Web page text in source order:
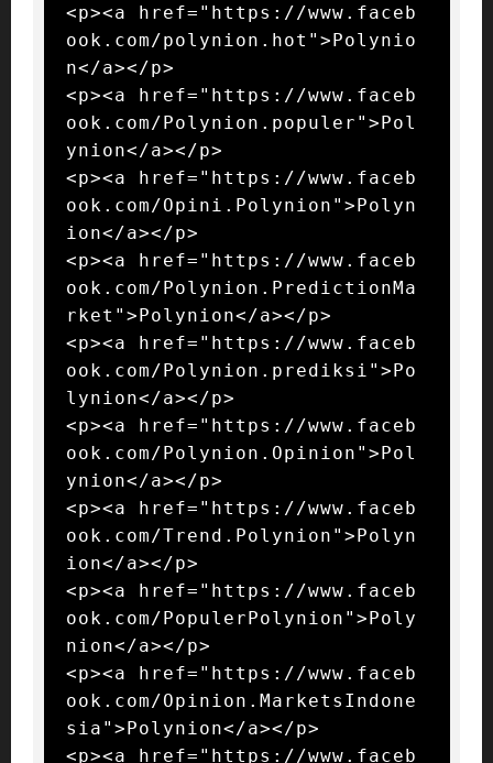
<p><a href="https://www.faceb
ook.com/polynion.hot">Polynio
n</a></p>
<p><a href="https://www.faceb
ook.com/Polynion.populer">Pol
ynion</a></p>
<p><a href="https://www.faceb
ook.com/Opini.Polynion">Polyn
ion</a></p>
<p><a href="https://www.faceb
ook.com/Polynion.PredictionMa
rket">Polynion</a></p>
<p><a href="https://www.faceb
ook.com/Polynion.prediksi">Po
lynion</a></p>
<p><a href="https://www.faceb
ook.com/Polynion.Opinion">Pol
ynion</a></p>
<p><a href="https://www.faceb
ook.com/Trend.Polynion">Polyn
ion</a></p>
<p><a href="https://www.faceb
ook.com/PopulerPolynion">Poly
nion</a></p>
<p><a href="https://www.faceb
ook.com/Opinion.MarketsIndone
sia">Polynion</a></p>
<p><a href="https://www.faceb